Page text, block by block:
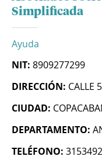
Simplificada
Ayuda
NIT: 8909277299
DIRECCIÓN: CALLE
CIUDAD:
DEPARTAMENTO:
TELÉFONO: